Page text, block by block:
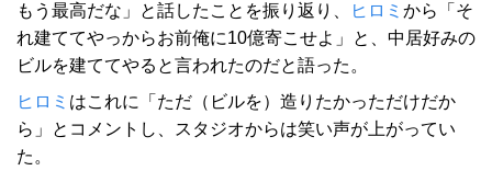
もう最高だな」と話したことを振り返り、
ヒロミ から「そ
れ建ててやっからお前俺に10億寄こせよ」と、中居好みの
ビルを建ててやると言われたのだと語った。
ヒロミ はこれに「ただ（ビルを）造りたかっただけだか
ら」とコメントし、スタジオからは笑い声が上がってい
た。